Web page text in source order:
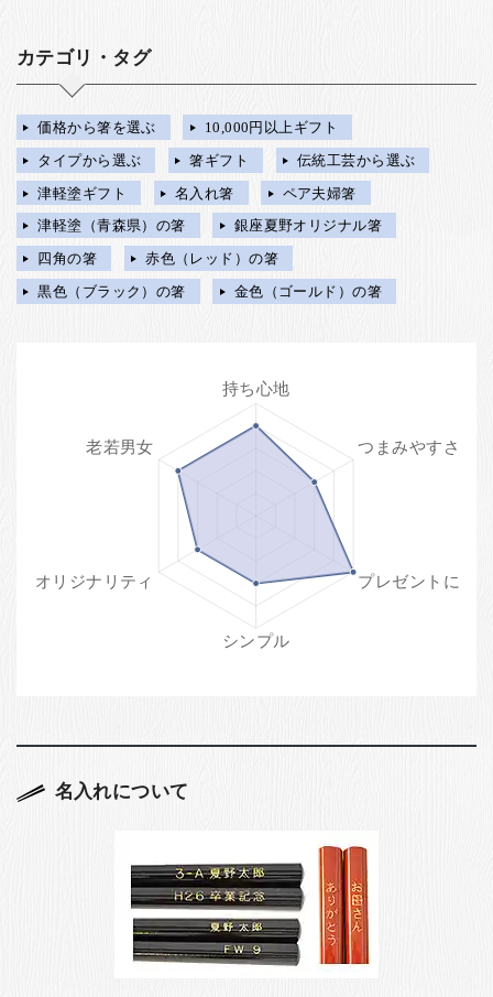
カテゴリ・タグ
価格から箸を選ぶ
10,000円以上ギフト
タイプから選ぶ
箸ギフト
伝統工芸から選ぶ
津軽塗ギフト
名入れ箸
ペア夫婦箸
津軽塗（青森県）の箸
銀座夏野オリジナル箸
四角の箸
赤色（レッド）の箸
黒色（ブラック）の箸
金色（ゴールド）の箸
名入れについて